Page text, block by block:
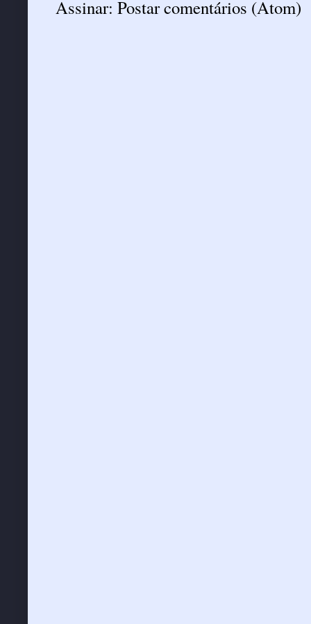
Assinar: Postar comentários (Atom)